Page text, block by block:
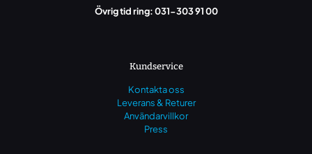
Övrig tid ring: 031-303 91 00
Kundservice
Kontakta oss
Leverans & Returer
Användarvillkor
Press